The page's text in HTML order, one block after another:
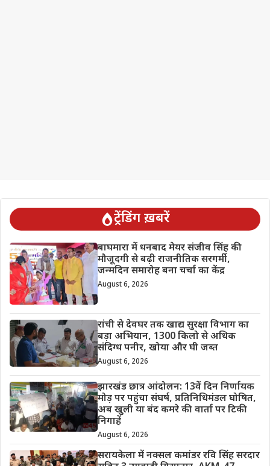
ट्रेंडिंग ख़बरें
बाघमारा में धनबाद मेयर संजीव सिंह की
मौजूदगी से बढ़ी राजनीतिक सरगर्मी,
जन्मदिन समारोह बना चर्चा का केंद्र
August 6, 2026
रांची से देवघर तक खाद्य सुरक्षा विभाग का
बड़ा अभियान, 1300 किलो से अधिक
संदिग्ध पनीर, खोया और घी जब्त
August 6, 2026
झारखंड छात्र आंदोलन: 13वें दिन निर्णायक
मोड़ पर पहुंचा संघर्ष, प्रतिनिधिमंडल घोषित,
अब खुली या बंद कमरे की वार्ता पर टिकी
निगाहें
August 6, 2026
सरायकेला में नक्सल कमांडर रवि सिंह सरदार